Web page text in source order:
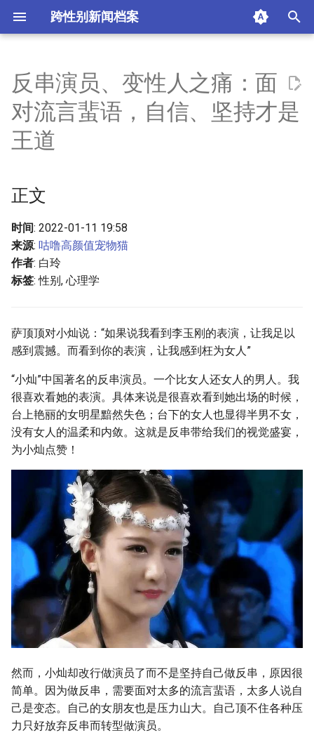
跨性别新闻档案
n
t
i
i
z
s
e
a
r
c
正文
反串演员、变性人之痛：面
对流言蜚语，自信、坚持才是
王道
正文
时间: 2022-01-11 19:58
来源: 咕噜高颜值宠物猫
作者: 白玲
标签: 性别, 心理学
萨顶顶对小灿说：“如果说我看到李玉刚的表演，让我足以
感到震撼。而看到你的表演，让我感到枉为女人”
“小灿”中国著名的反串演员。一个比女人还女人的男人。我
很喜欢看她的表演。具体来说是很喜欢看到她出场的时候，
台上艳丽的女明星黯然失色；台下的女人也显得半男不女，
没有女人的温柔和内敛。这就是反串带给我们的视觉盛宴，
为小灿点赞！
然而，小灿却改行做演员了而不是坚持自己做反串，原因很
简单。因为做反串，需要面对太多的流言蜚语，太多人说自
己是变态。自己的女朋友也是压力山大。自己顶不住各种压
力只好放弃反串而转型做演员。